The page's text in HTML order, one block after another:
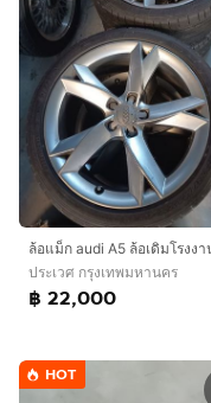
ประเวศ กรุงเทพมหานคร
฿ 22,000
HOT